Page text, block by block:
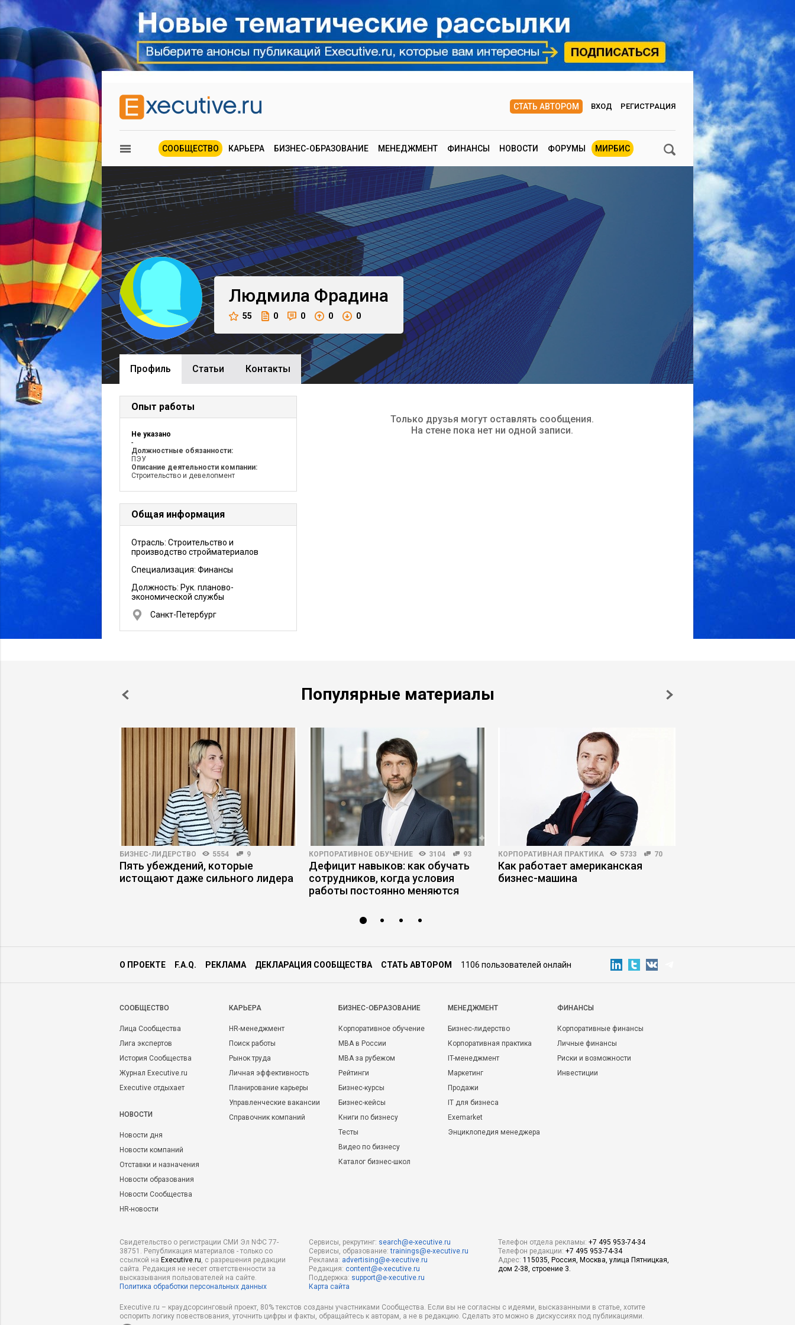
СТАТЬ АВТОРОМ ВХОД РЕГИСТРАЦИЯ
СООБЩЕСТВО КАРЬЕРА БИЗНЕС-ОБРАЗОВАНИЕ МЕНЕДЖМЕНТ ФИНАНСЫ НОВОСТИ ФОРУМЫ МИРБИС
Людмила Фрадина
55 0 0 0 0
Профиль Cтатьи Контакты
Опыт работы
Не указано
-
Должностные обязанности:
ПЭУ
Описание деятельности компании:
Строительство и девелопмент
Общая информация
Отрасль: Строительство и
производство стройматериалов
Специализация: Финансы
Должность: Рук. планово-
экономической службы
Санкт-Петербург
Только друзья могут оставлять сообщения.
На стене пока нет ни одной записи.
Популярные материалы
БИЗНЕС-ЛИДЕРСТВО 5554 9
Пять убеждений, которые
истощают даже сильного лидера
КОРПОРАТИВНОЕ ОБУЧЕНИЕ 3104 93
Дефицит навыков: как обучать
сотрудников, когда условия
работы постоянно меняются
КОРПОРАТИВНАЯ ПРАКТИКА 5733 70
Как работает американская
бизнес-машина
О ПРОЕКТЕ F.A.Q. РЕКЛАМА ДЕКЛАРАЦИЯ СООБЩЕСТВА СТАТЬ АВТОРОМ 1106 пользователей онлайн
CООБЩЕСТВО
Лица Сообщества
Лига экспертов
История Сообщества
Журнал Executive.ru
Executive отдыхает
НОВОСТИ
Новости дня
Новости компаний
Отставки и назначения
Новости образования
Новости Сообщества
HR-новости
КАРЬЕРА
HR-менеджмент
Поиск работы
Рынок труда
Личная эффективность
Планирование карьеры
Управленческие вакансии
Справочник компаний
БИЗНЕС-ОБРАЗОВАНИЕ
Корпоративное обучение
MBA в России
MBA за рубежом
Рейтинги
Бизнес-курсы
Бизнес-кейсы
Книги по бизнесу
Тесты
Видео по бизнесу
Каталог бизнес-школ
МЕНЕДЖМЕНТ
Бизнес-лидерство
Корпоративная практика
IT-менеджмент
Маркетинг
Продажи
IT для бизнеса
Exemarket
Энциклопедия менеджера
ФИНАНСЫ
Корпоративные финансы
Личные финансы
Риски и возможности
Инвестиции
Свидетельство о регистрации СМИ Эл NФС 77-
38751. Републикация материалов - только со
ссылкой на Executive.ru, с разрешения редакции
сайта. Редакция не несет ответственности за
высказывания пользователей на сайте.
Политика обработки персональных данных
Сервисы, рекрутинг: search@e-xecutive.ru
Сервисы, образование:trainings@e-xecutive.ru
Реклама: advertising@e-xecutive.ru
Редакция: content@e-xecutive.ru
Поддержка: support@e-xecutive.ru
Карта сайта
Телефон отдела рекламы: +7 495 953-74-34
Телефон редакции: +7 495 953-74-34
Адрес: 115035, Россия, Москва, улица Пятницкая,
дом 2-38, строение 3.
Executive.ru – краудсорсинговый проект, 80% текстов созданы участниками Сообщества. Если вы не согласны с идеями, высказанными в статье, хотите
оспорить логику повествования, уточнить цифры и факты, обращайтесь к авторам, а не в редакцию. Сделать это можно в дискуссиях под публикациями.